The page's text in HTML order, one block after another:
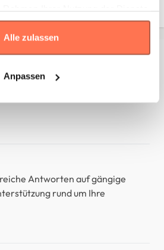
Alle zulassen
Anpassenhaben, können Sie sich
Antworten auf gängige
rund um Ihre